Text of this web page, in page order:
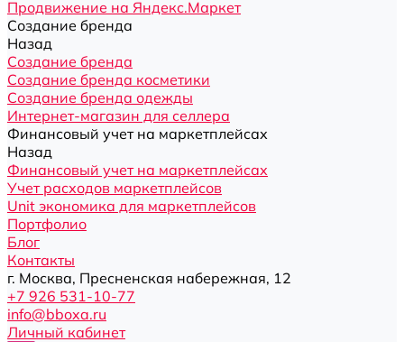
Продвижение на Яндекс.Маркет
Создание бренда
Назад
Создание бренда
Создание бренда косметики
Создание бренда одежды
Интернет-магазин для селлера
Финансовый учет на маркетплейсах
Назад
Финансовый учет на маркетплейсах
Учет расходов маркетплейсов
Unit экономика для маркетплейсов
Портфолио
Блог
Контакты
г. Москва, Пресненская набережная, 12
+7 926 531-10-77
info@bboxa.ru
Личный кабинет